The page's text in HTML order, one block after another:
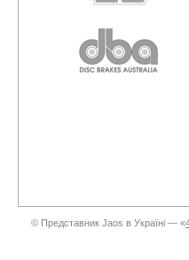
© Представник Jaos в Україні — «